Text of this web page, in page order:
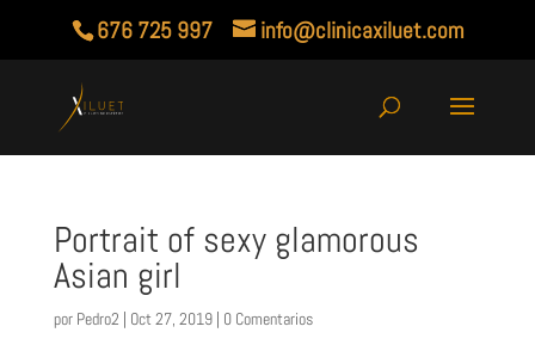
676 725 997 info@clinicaxiluet.com
Portrait of sexy glamorous
Asian girl
por Pedro2 | Oct 27, 2019| 0 Comentarios